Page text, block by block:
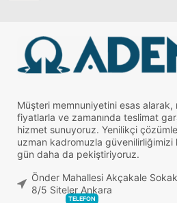
Müşteri memnuniyetini esas
fiyatlarla ve zamanında teslimat
hizmet sunuyoruz. Yenilikçi
uzman kadromuzla güvenilirliğimizi
gün daha da pekiştiriyoruz.
Önder Mahallesi Akçakale
8/5 Siteler Ankara
TELEFON